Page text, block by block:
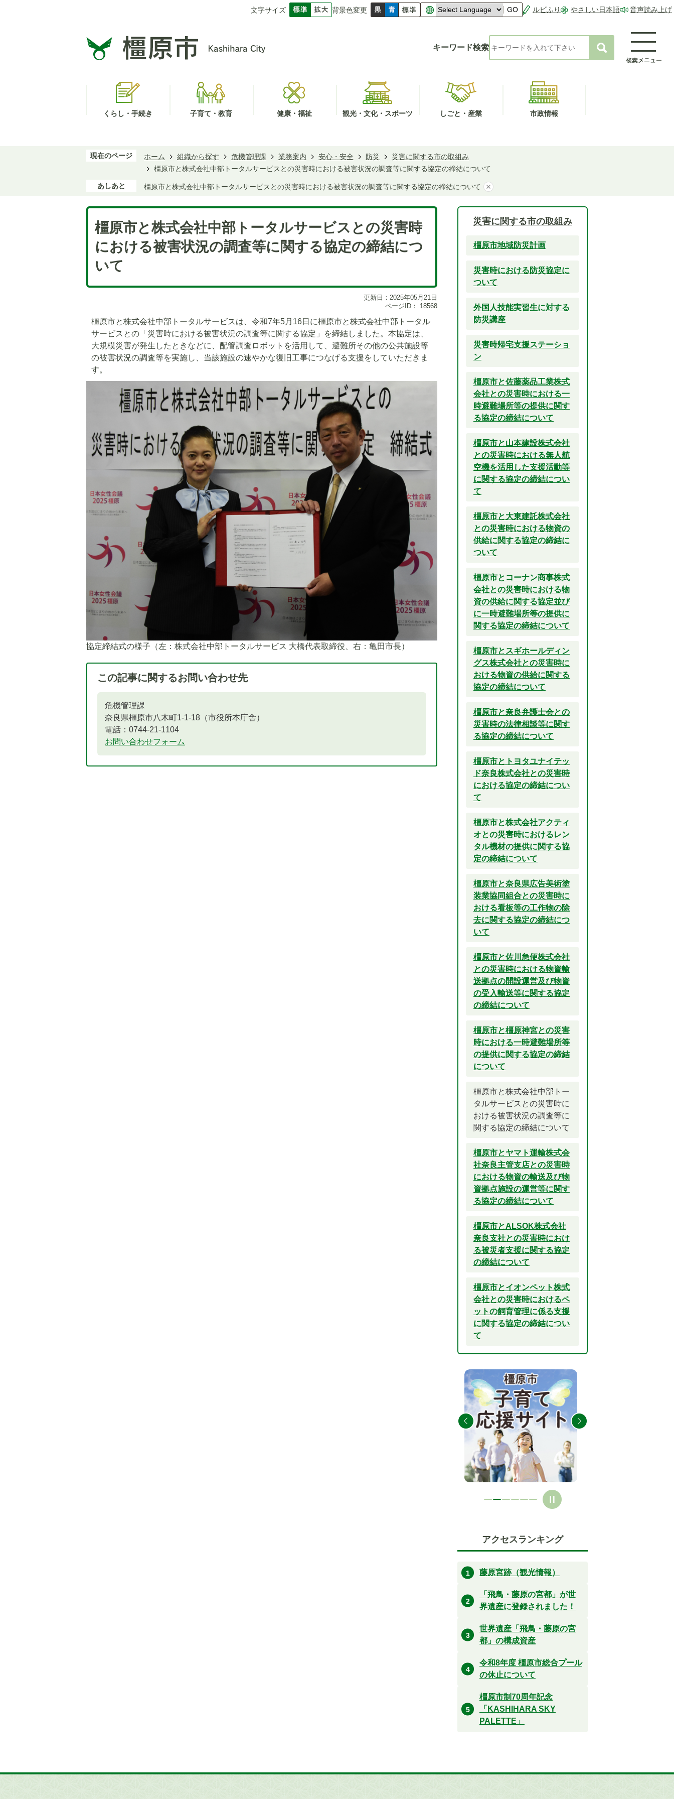
文字サイズ 背景色変更 GO ルビふり やさしい日本語 音声読み上げ
キーワード検索
くらし・手続き 子育て・教育 健康・福祉 観光・文化・スポーツ しごと・産業 市政情報
現在のページ ホーム 組織から探す 危機管理課 業務案内 安心・安全 防災
災害に関する市の取組み
橿原市と株式会社中部トータルサービスとの災害時における被害状況の調査等に関する協定の締結について
あしあと 橿原市と株式会社中部トータルサービスとの災害時における被害状況の調査等に関する協定の締結について
橿原市と株式会社中部トータルサービスとの災害時
における被害状況の調査等に関する協定の締結につ
いて
更新日：2025年05月21日
ページID：
18568
橿原市と株式会社中部トータルサービスは、令和7年5月16日に橿原市と株式会社中部トータル
サービスとの「災害時における被害状況の調査等に関する協定」を締結しました。本協定は、
大規模災害が発生したときなどに、配管調査ロボットを活用して、避難所その他の公共施設等
の被害状況の調査等を実施し、当該施設の速やかな復旧工事につなげる支援をしていただきま
す。
協定締結式の様子（左：株式会社中部トータルサービス 大橋代表取締役、右：亀田市長）
この記事に関するお問い合わせ先
危機管理課
奈良県橿原市八木町1-1-18（市役所本庁舎）
電話：0744-21-1104
お問い合わせフォーム
災害に関する市の取組み
橿原市地域防災計画
災害時における防災協定に
ついて
外国人技能実習生に対する
防災講座
災害時帰宅支援ステーショ
ン
橿原市と佐藤薬品工業株式
会社との災害時における一
時避難場所等の提供に関す
る協定の締結について
橿原市と山本建設株式会社
との災害時における無人航
空機を活用した支援活動等
に関する協定の締結につい
て
橿原市と大東建託株式会社
との災害時における物資の
供給に関する協定の締結に
ついて
橿原市とコーナン商事株式
会社との災害時における物
資の供給に関する協定並び
に一時避難場所等の提供に
関する協定の締結について
橿原市とスギホールディン
グス株式会社との災害時に
おける物資の供給に関する
協定の締結について
橿原市と奈良弁護士会との
災害時の法律相談等に関す
る協定の締結について
橿原市とトヨタユナイテッ
ド奈良株式会社との災害時
における協定の締結につい
て
橿原市と株式会社アクティ
オとの災害時におけるレン
タル機材の提供に関する協
定の締結について
橿原市と奈良県広告美術塗
装業協同組合との災害時に
おける看板等の工作物の除
去に関する協定の締結につ
いて
橿原市と佐川急便株式会社
との災害時における物資輸
送拠点の開設運営及び物資
の受入輸送等に関する協定
の締結について
橿原市と橿原神宮との災害
時における一時避難場所等
の提供に関する協定の締結
について
橿原市と株式会社中部トー
タルサービスとの災害時に
おける被害状況の調査等に
関する協定の締結について
橿原市とヤマト運輸株式会
社奈良主管支店との災害時
における物資の輸送及び物
資拠点施設の運営等に関す
る協定の締結について
橿原市とALSOK株式会社
奈良支社との災害時におけ
る被災者支援に関する協定
の締結について
橿原市とイオンペット株式
会社との災害時におけるペ
ットの飼育管理に係る支援
に関する協定の締結につい
て
2
枚
目
の
ス
ド
アクセスランキング
藤原宮跡（観光情報）
「飛鳥・藤原の宮都」が世
界遺産に登録されました！
世界遺産「飛鳥・藤原の宮
都」の構成資産
令和8年度 橿原市総合プール
の休止について
橿原市制70周年記念
「KASHIHARA SKY
PALETTE」